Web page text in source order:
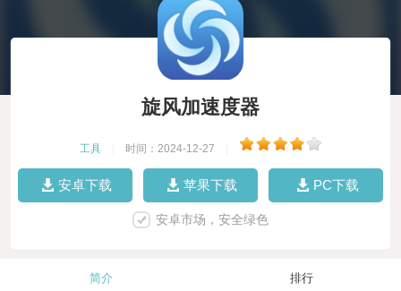
旋风加速度器
工具 时间：2024-12-27
安卓下载 苹果下载 PC下载
安卓市场，安全绿色
简介 排行